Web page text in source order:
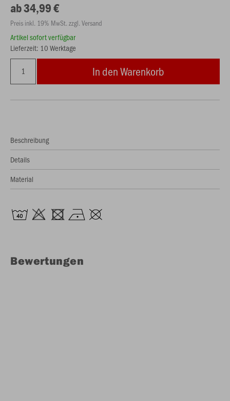
ab 34,99 €
Preis inkl. 19% MwSt. zzgl. Versand
Artikel sofort verfügbar
Lieferzeit: 10 Werktage
In den Warenkorb
Beschreibung
Details
Material
Bewertungen